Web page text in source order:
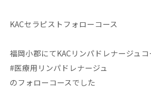
KACセラピストフォローコース
福岡小郡にてKACリンパドレナージュコ
#医療用リンパドレナージュ
のフォローコースでした